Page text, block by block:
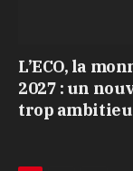
L’ECO, la
2027 : un
trop